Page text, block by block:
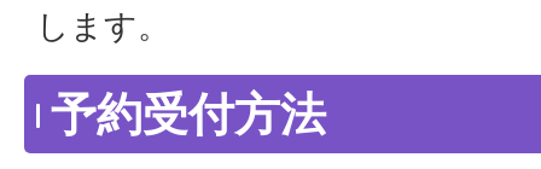
します。
予約受付方法